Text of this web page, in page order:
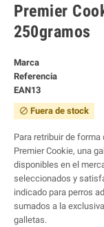
Premier
250gramos
Marca
Referencia
EAN13
block Fuera de stock
Para retribuir de
Premier Cookie, una
disponibles en el
seleccionados y
indicado para perros
sumados a la
galletas.